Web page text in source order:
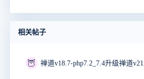
相关帖子
🦉 禅道v18.7-php7.2_7.4升级禅道